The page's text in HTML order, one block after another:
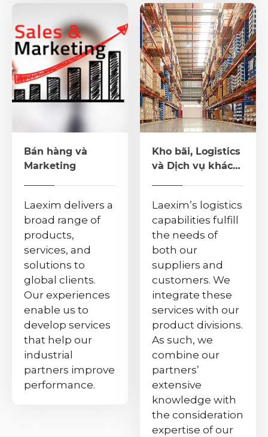
Bán hàng và
Marketing
Laexim delivers a
broad range of
products,
services, and
solutions to
global clients.
Our experiences
enable us to
develop services
that help our
industrial
partners improve
performance.
Kho bãi, Logistics
và Dịch vụ khách
Laexim’s logistics
capabilities fulfill
the needs of
both our
suppliers and
customers. We
integrate these
services with our
product divisions.
As such, we
combine our
partners’
extensive
knowledge with
the consideration
expertise of our